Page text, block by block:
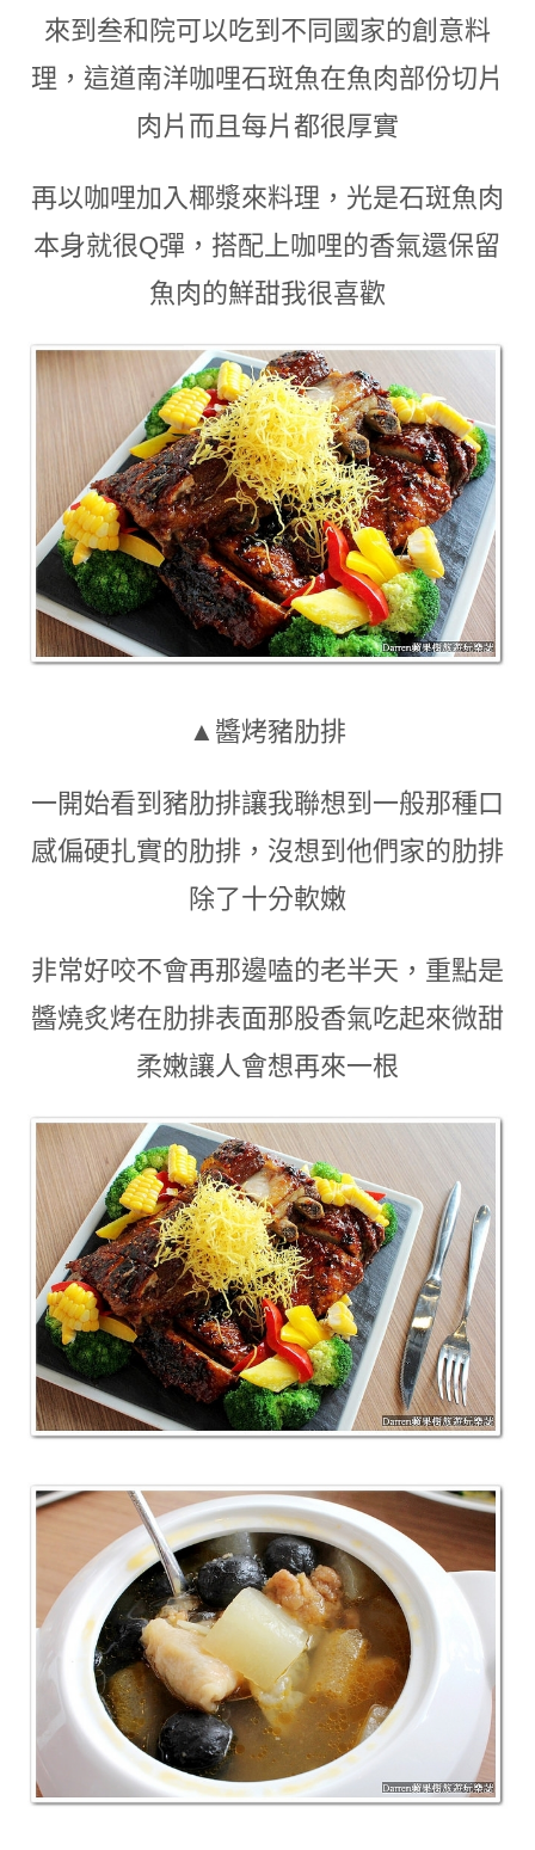
來到叁和院可以吃到不同國家的創意料
理 ， 這道南洋咖哩石斑魚在魚肉部份切片
肉片而且 每片都很厚實
再以咖哩加入椰漿來料理 ， 光是石斑魚肉
本身就很Q彈 ， 搭配上咖哩的香氣還保留
魚肉的鮮甜我很喜歡
▲醬烤豬肋排
一開始看到豬肋排讓我聯想到一般那種口
感偏硬扎實的肋排 ， 沒想到他們家的肋排
除了十分軟嫩
非常好咬不會再那邊嗑的老半天 ， 重點是
醬燒炙烤在肋排表面那股香氣吃起來微甜
柔嫩讓人會想再來一根